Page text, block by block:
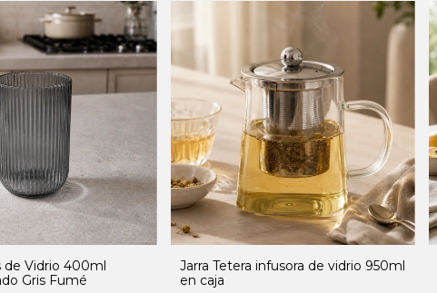
de Vidrio 400ml
Gris Fumé
Jarra Tetera infusora de vidrio 950ml
en caja